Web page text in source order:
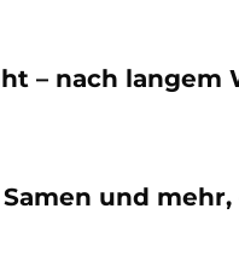
– nach langem
und